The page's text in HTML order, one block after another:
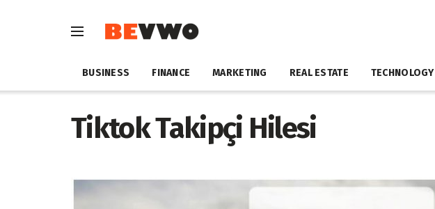
BUSINESS FINANCE MARKETING REAL ESTATE TECHNOLOGY
Tiktok Takipçi Hilesi